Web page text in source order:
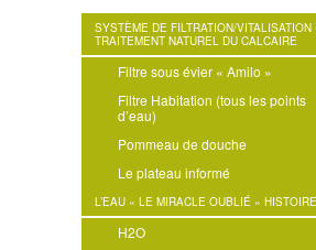
SYSTÈME DE FILTRATION/VITALISATION
TRAITEMENT NATUREL DU CALCAIRE
Filtre sous évier « Amilo »
Filtre Habitation (tous les points
d’eau)
Pommeau de douche
Le plateau informé
L’EAU « LE MIRACLE OUBLIÉ »
H2O